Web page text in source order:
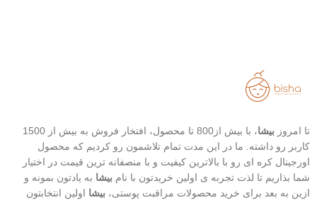
تا امروز بیشا
، با بیش از800 تا محصول، افتخار فروش به بیش از 1500
کاربر رو داشته. ما در این مدت تمام تلاشمون رو کردیم که محصول
اورجینال کره ای رو با بالاترین کیفیت و با منصفانه ترین قیمت در اختیار
شما بذاریم تا لذت تجربه ی اولین خریدتون با نام بیشا به یادتون بمونه و
ازین به بعد برای خرید محصولات مراقبت پوستی، بیشا اولین انتخابتون